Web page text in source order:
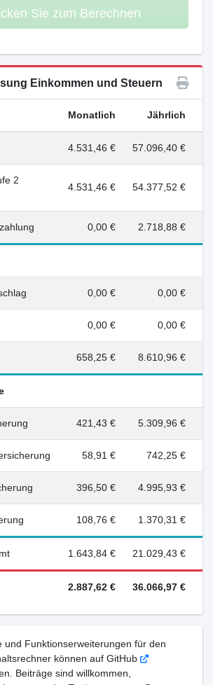
Sie zum Berechnen
Einkommen und Steuern
Monatlich Jährlich
4.531,46 € 57.096,40 €
2
4.531,46 € 54.377,52 €
0,00 € 2.718,88 €
0,00 € 0,00 €
0,00 € 0,00 €
658,25 € 8.610,96 €
421,43 € 5.309,96 €
58,91 € 742,25 €
396,50 € 4.995,93 €
108,76 € 1.370,31 €
1.643,84 € 21.029,43 €
2.887,62 € 36.066,97 €
Funktionserweiterungen für den
können auf GitHub
Beiträge sind willkommen,